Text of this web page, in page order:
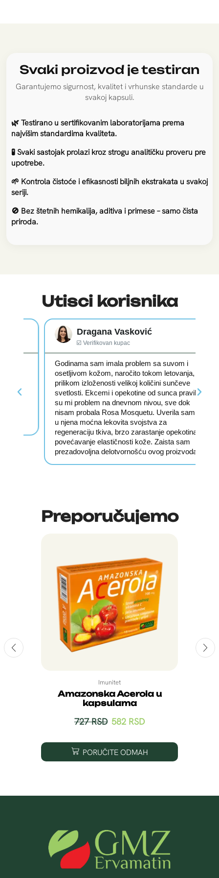
stresa
Antioksidansi iz acerole, acai bobica i vitamina
E štite kosu, kožu i nokte od oštećenja
izazvanih slobodnim radikalima.
💧️
️️️Obezbeđuje prirodnu
Doprinosi očuvanju vlažnosti kože i sprečava
isušivanje kose i noktiju.
Svaki proizvod je testiran
Garantujemo sigurnost, kvalitet i vrhunske standarde u
svakoj kapsuli.
🌿 Testirano u sertifikovanim laboratorijama prema
najvišim standardima kvaliteta.
🧪 Svaki sastojak prolazi kroz strogu analitičku proveru pre
upotrebe.
🌱 Kontrola čistoće i efikasnosti biljnih ekstrakata u svakoj
seriji.
🚫 Bez štetnih hemikalija, aditiva i primese – samo čista
priroda.
Utisci korisnika
Dragana Vasković
☑️ Verifikovan kupac
Godinama sam imala problem sa suvom i
osetljivom kožom, naročito tokom letovanja,
prilikom izloženosti velikoj količini sunčeve
svetlosti. Ekcemi i opekotine od sunca pravili
su mi problem na dnevnom nivou, sve dok
nisam probala Rosa Mosquetu. Uverila sam se
u njena moćna lekovita svojstva za
regeneraciju tkiva, brzo zarastanje opekotina i
povećavanje elastičnosti kože. Zaista sam
prezadovoljna delotvornošću ovog proizvoda.
Preporučujemo
Imunitet
Amazonska Acerola u
kapsulama
727RSD 582 RSD
PORUČITE ODMAH